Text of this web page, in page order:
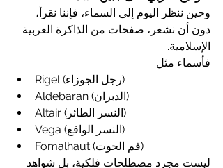
وحين ننظر اليوم إلى السماء، فإننا نقرأ،
دون أن نشعر، صفحات من الذاكرة العربية
الإسلامية.
فأسماء مثل:
Rigel (رجل الجوزاء)
Aldebaran (الدبران)
Altair (النسر الطائر)
Vega (النسر الواقع)
Fomalhaut (فم الحوت)
ليست مجرد مصطلحات فلكية، بل شواهد